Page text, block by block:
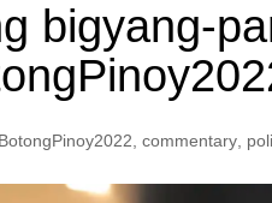
bigyang-
commentary